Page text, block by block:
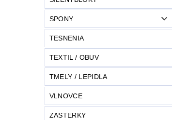
SPONY
TESNENIA
TEXTIL / OBUV
TMELY / LEPIDLA
VLNOVCE
ZASTERKY